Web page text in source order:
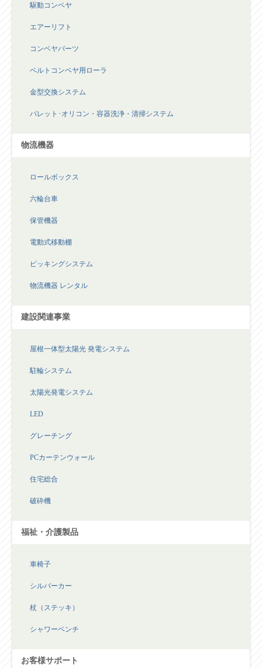
駆動コンベヤ
エアーリフト
コンベヤパーツ
ベルトコンベヤ用ローラ
金型交換システム
パレット･オリコン・容器洗浄・清掃システム
物流機器
ロールボックス
六輪台車
保管機器
電動式移動棚
ピッキングシステム
物流機器 レンタル
建設関連事業
屋根一体型太陽光 発電システム
駐輪システム
太陽光発電システム
LED
グレーチング
PCカーテンウォール
住宅総合
破砕機
福祉・介護製品
車椅子
シルバーカー
杖（ステッキ）
シャワーベンチ
お客様サポート